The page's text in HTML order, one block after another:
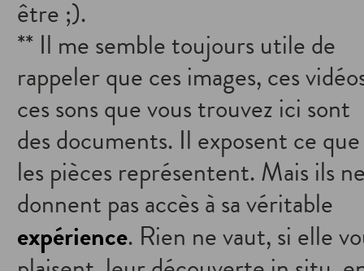
être ;).
** Il me semble toujours utile de
rappeler que ces images, ces
ces sons que vous trouvez ici sont
des documents. Il exposent ce que
les pièces représentent. Mais ils
donnent pas accès à sa véritable
expérience. Rien ne vaut, si elle